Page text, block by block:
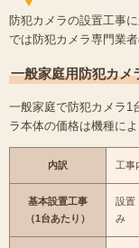
防犯カメラの設置工事
では防犯カメラ専門業
一般家庭用防犯カメ
一般家庭で防犯カメラ1
ラ本体の価格は機種に
内訳 工事
基本設置工事
（1台あたり）
設置
み